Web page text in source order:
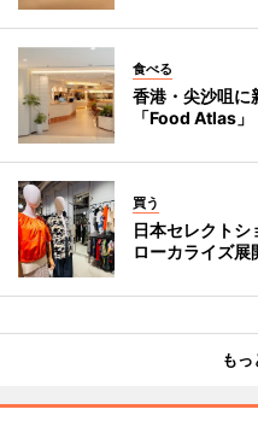
食べる
香港・尖沙咀に
「Food Atlas」
買う
日本セレクト
ローカライズ展
もっ